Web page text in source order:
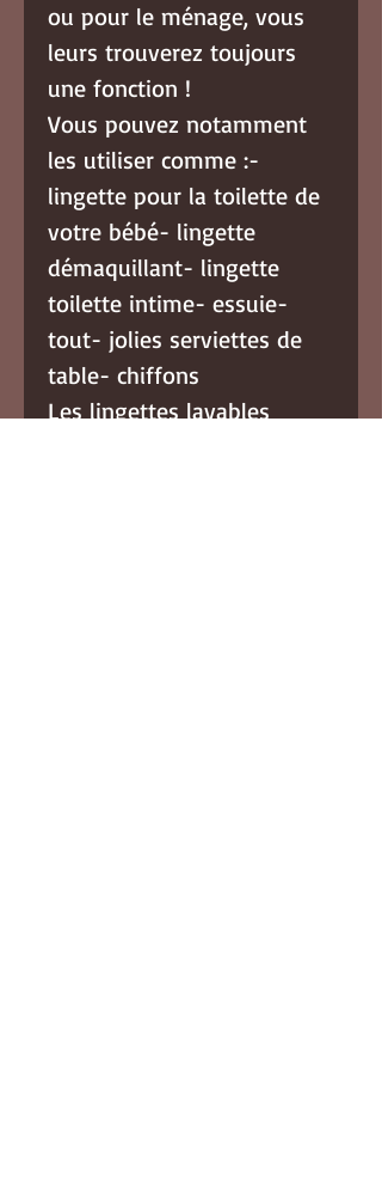
ou pour le ménage, vous
leurs trouverez toujours
une fonction !
Vous pouvez notamment
les utiliser comme :-
lingette pour la toilette de
votre bébé- lingette
démaquillant- lingette
toilette intime- essuie-
tout- jolies serviettes de
table- chiffons
Les lingettes lavables